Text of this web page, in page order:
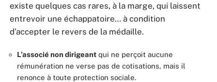
existe quelques cas rares, à la marge, qui laissent
entrevoir une échappatoire… à condition
d’accepter le revers de la médaille.
L’associé non dirigeant qui ne perçoit aucune
rémunération ne verse pas de cotisations, mais il
renonce à toute protection sociale.